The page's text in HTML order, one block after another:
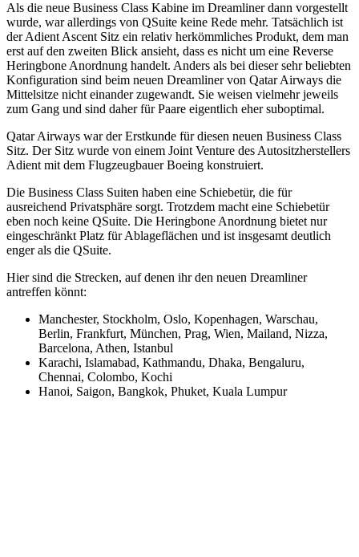
Als die neue Business Class Kabine im Dreamliner dann vorgestellt
wurde, war allerdings von QSuite keine Rede mehr. Tatsächlich ist
der Adient Ascent Sitz ein relativ herkömmliches Produkt, dem man
erst auf den zweiten Blick ansieht, dass es nicht um eine Reverse
Heringbone Anordnung handelt. Anders als bei dieser sehr beliebten
Konfiguration sind beim neuen Dreamliner von Qatar Airways die
Mittelsitze nicht einander zugewandt. Sie weisen vielmehr jeweils
zum Gang und sind daher für Paare eigentlich eher suboptimal.
Qatar Airways war der Erstkunde für diesen neuen Business Class
Sitz. Der Sitz wurde von einem Joint Venture des Autositzherstellers
Adient mit dem Flugzeugbauer Boeing konstruiert.
Die Business Class Suiten haben eine Schiebetür, die für
ausreichend Privatsphäre sorgt. Trotzdem macht eine Schiebetür
eben noch keine QSuite. Die Heringbone Anordnung bietet nur
eingeschränkt Platz für Ablageflächen und ist insgesamt deutlich
enger als die QSuite.
Hier sind die Strecken, auf denen ihr den neuen Dreamliner
antreffen könnt:
Manchester, Stockholm, Oslo, Kopenhagen, Warschau,
Berlin, Frankfurt, München, Prag, Wien, Mailand, Nizza,
Barcelona, Athen, Istanbul
Karachi, Islamabad, Kathmandu, Dhaka, Bengaluru,
Chennai, Colombo, Kochi
Hanoi, Saigon, Bangkok, Phuket, Kuala Lumpur